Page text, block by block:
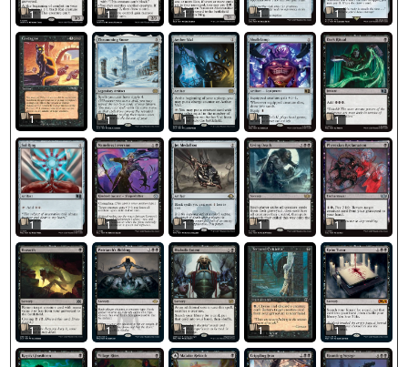
1 1 1 1 1
1 1 1 1 1
1 1 1 1 1
1 1 1 1 1